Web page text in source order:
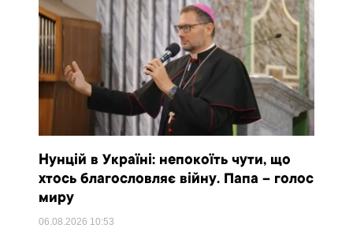
Нунцій в Україні: непокоїть чути, що
хтось благословляє війну. Папа – голос
миру
06.08.2026 10:53